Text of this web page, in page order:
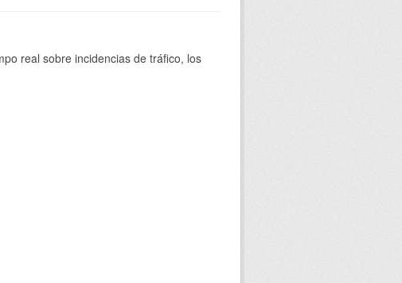
real sobre incidencias de tráfico, los